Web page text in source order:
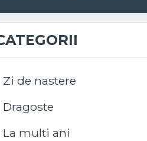
Zi de nastere
Dragoste
La multi ani